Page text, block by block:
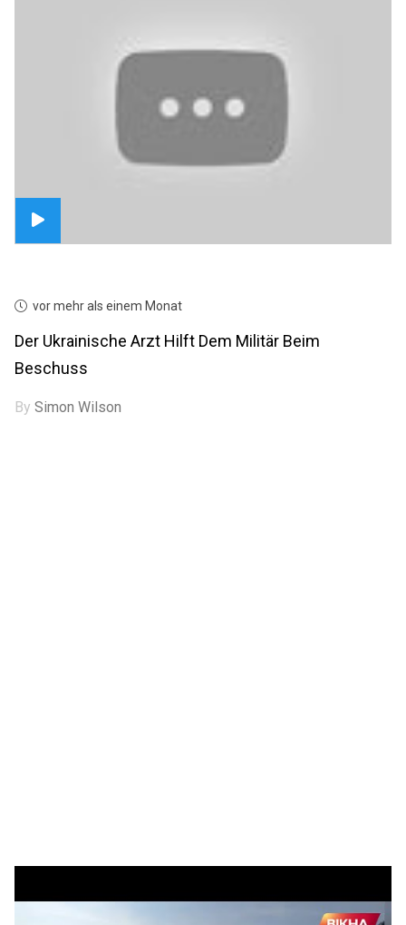
vor mehr als einem Monat
Der Ukrainische Arzt Hilft Dem Militär Beim
Beschuss
BySimon Wilson